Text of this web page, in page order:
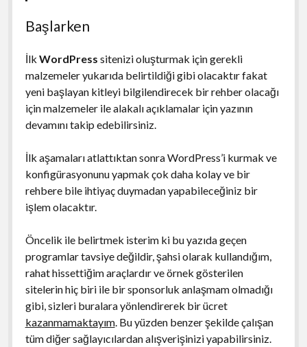
Başlarken
İlk WordPress sitenizi oluşturmak için gerekli
malzemeler yukarıda belirtildiği gibi olacaktır fakat
yeni başlayan kitleyi bilgilendirecek bir rehber olacağı
için malzemeler ile alakalı açıklamalar için yazının
devamını takip edebilirsiniz.
İlk aşamaları atlattıktan sonra WordPress’i kurmak ve
konfigürasyonunu yapmak çok daha kolay ve bir
rehbere bile ihtiyaç duymadan yapabileceğiniz bir
işlem olacaktır.
Öncelik ile belirtmek isterim ki bu yazıda geçen
programlar tavsiye değildir, şahsi olarak kullandığım,
rahat hissettiğim araçlardır ve örnek gösterilen
sitelerin hiç biri ile bir sponsorluk anlaşmam olmadığı
gibi, sizleri buralara yönlendirerek bir ücret
kazanmamaktayım. Bu yüzden benzer şekilde çalışan
tüm diğer sağlayıcılardan alışverişinizi yapabilirsiniz.